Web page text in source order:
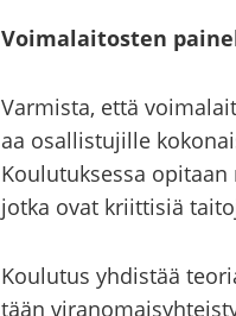
Voi­ma­lai­tos­ten
Var­mis­ta, että
aa osal­lis­tu­jil­le
Kou­lu­tuk­ses­sa
jotka ovat kriit­ti­siä
Kou­lu­tus yh­dis­tää
tään